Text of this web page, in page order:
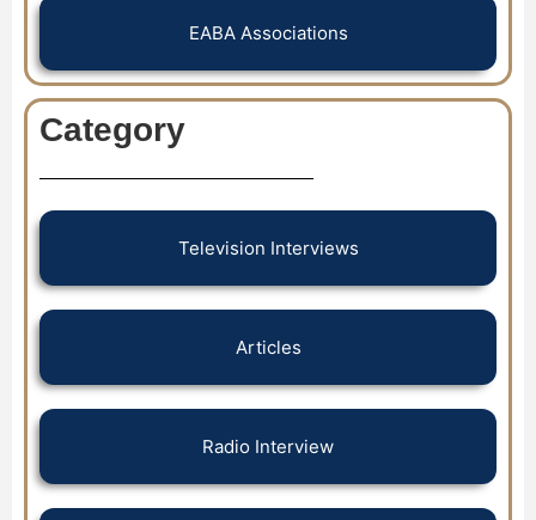
EABA Associations
Category
Television Interviews
Articles
Radio Interview